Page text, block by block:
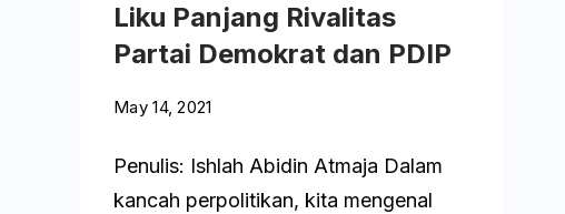
Liku Panjang Rivalitas
Partai Demokrat dan PDIP
May 14, 2021
Penulis: Ishlah Abidin Atmaja Dalam
kancah perpolitikan, kita mengenal